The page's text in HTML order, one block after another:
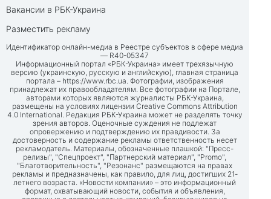
Вакансии в РБК-Украина
Разместить рекламу
Идентификатор онлайн-медиа в Реестре субъектов в сфере медиа
— R40-05347
Информационный портал «РБК-Украина» имеет трехязычную
версию (украинскую, русскую и английскую), главная страница
портала – https://www.rbc.ua. Фотографии, изображения
принадлежат их правообладателям. Все фотографии на Портале,
авторами которых являются журналисты РБК-Украина,
размещены на условиях лицензии Creative Commons Attribution
4.0 International. Редакция РБК-Украина может не разделять точку
зрения авторов. Оценочные суждения не подлежат
опровержению и подтверждению их правдивости. За
достоверность и содержание рекламы ответственность несет
рекламодатель. Материалы, обозначенные плашкой: "Пресс-
релизы", "Спецпроект", "Партнерский материал", "Promo",
"Благотворительность", "Резонанс" размещаются на правах
рекламы и предназначены, как правило, для лиц, достигших 21-
летнего возраста. «Новости компании» – это информационный
формат, охватывающий новости, события и объявления,